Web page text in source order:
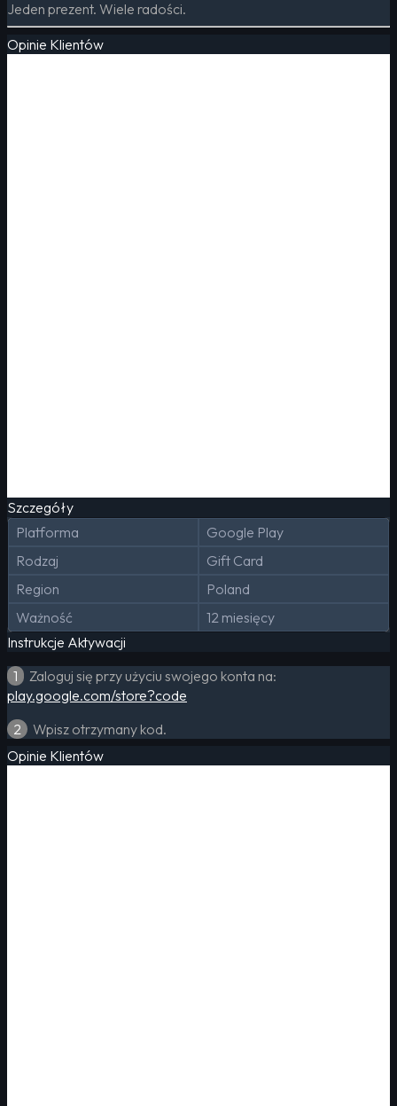
Jeden prezent. Wiele radości.
Opinie Klientów
Szczegóły
Platforma
Google Play
Rodzaj
Gift Card
Region
Poland
Ważność
12 miesięcy
Instrukcje Aktywacji
1
Zaloguj się przy użyciu swojego konta na:
play.google.com/store?code
2
Wpisz otrzymany kod.
Opinie Klientów